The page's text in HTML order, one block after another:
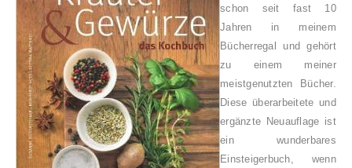
schon seit fast 10
Jahren in meinem
Bücherregal und gehört
zu einem meiner
meistgenutzten Bücher.
Diese überarbeitete und
ergänzte Neuauflage ist
ein wunderbares
Einsteigerbuch, wenn